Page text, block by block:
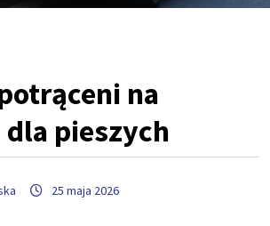
na
pieszych
25 maja 2026